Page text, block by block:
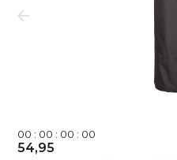
00 : 00 : 00 : 00
54,95